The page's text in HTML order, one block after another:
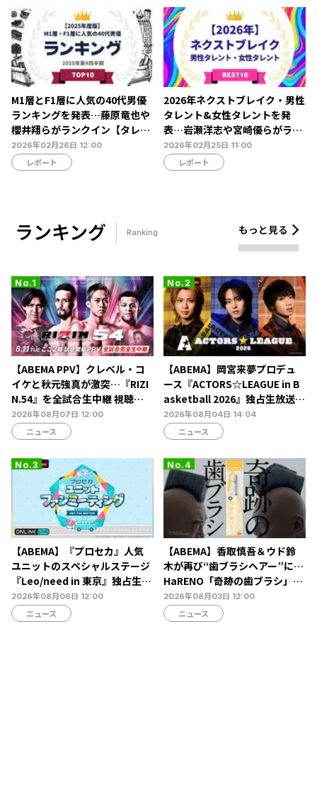
M1層とF1層に人気の40代男優
ランキングを発表…藤原竜也や
櫻井翔らがランクイン【タレン
トパワーランキング】
2026年02月26日 12:00
レポート
2026年ネクストブレイク・男性
タレント&女性タレントを発
表…岩瀬洋志や宮崎優らがラン
クイン【タレントパワーランキ
ング】
2026年02月25日 11:00
レポート
ランキング Ranking もっと見る
【ABEMA PPV】クレベル・コ
イケと秋元強真が激突…『RIZI
N.54』を全試合生中継 視聴チ
ケット販売中
2026年08月07日 12:00
ニュース
【ABEMA】岡宮来夢プロデュ
ース『ACTORS☆LEAGUE in B
asketball 2026』独占生放送決
定…北村諒、糸川耀士郎、長妻
怜央らが出演
2026年08月04日 14:04
ニュース
【ABEMA】『プロセカ』人気
ユニットのスペシャルステージ
『Leo/need in 東京』独占生放
送決定…ショートライブや生ア
フレコも
2026年08月06日 12:00
ニュース
【ABEMA】香取慎吾＆ウド鈴
木が再び“歯ブラシヘアー”に…
HaRENO「奇跡の歯ブラシ」新
TVCMの放映開始
2026年08月03日 12:00
ニュース